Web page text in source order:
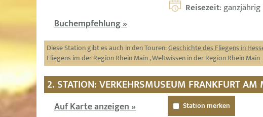
Reisezeit: ganzjährig
Buchempfehlung »
Diese Station gibt es auch in den Touren:Geschichte des Fliegens in
Fliegens im der Region Rhein Main,Weltwissen in der Region Rhein Main
2. STATION: VERKEHRSMUSEUM FRANKFURT AM
Auf Karte anzeigen » Station merken